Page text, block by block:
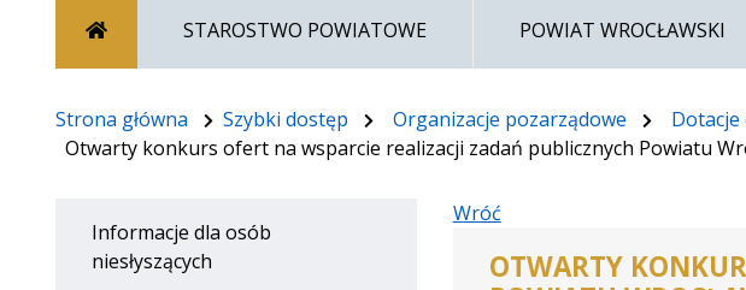
Strona głównaSTAROSTWO POWIATOWE POWIAT WROCŁAWSKI
Strona główna Szybki dostęp Organizacje pozarządowe
Otwarty konkurs ofert na wsparcie realizacji zadań publicznych Powiatu
Informacje dla osób
niesłyszących
Wróć
OTWARTY